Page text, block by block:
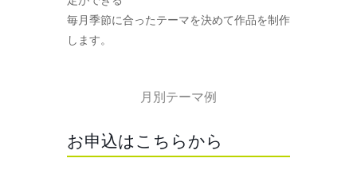
毎月季節に合ったテーマを決めて作品を制作
します。
月別テーマ例
お申込はこちらから